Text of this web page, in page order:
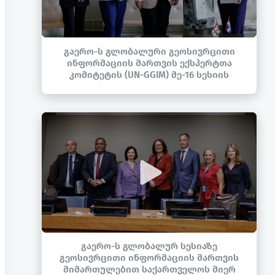
გაერო-ს გლობალური გეოსივრცითი
ინფორმაციის მართვის ექსპერტთა
კომიტეტის (UN-GGIM) მე-16 სესიის
ფარგლებში, საქართველოს იუსტიციის
ზოდელავამ მაღალი დონის ორმხრივი
გაერო-ს გლობალურ სესიაზე
გეოსივრცითი ინფორმაციის მართვის
მიმართულებით საქართველოს მიერ